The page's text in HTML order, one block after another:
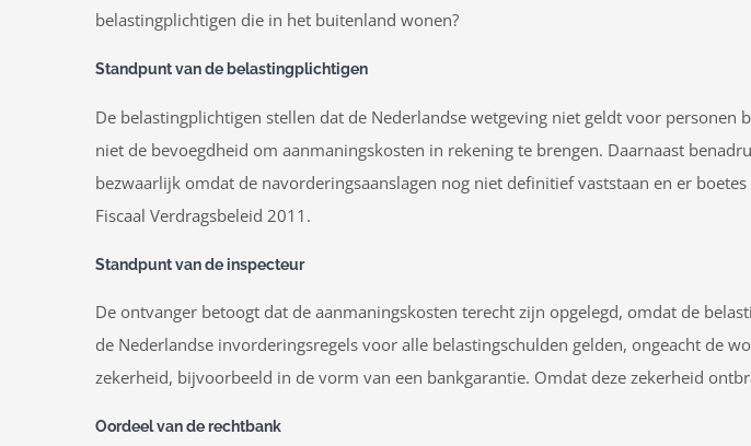
belastingplichtigen die in het buitenland wonen?
Standpunt van de belastingplichtigen
De belastingplichtigen stellen dat de Nederlandse wetgeving niet geldt voor
niet de bevoegdheid om aanmaningskosten in rekening te brengen. Daarnaast
bezwaarlijk omdat de navorderingsaanslagen nog niet definitief vaststaan en er
Fiscaal Verdragsbeleid 2011.
Standpunt van de inspecteur
De ontvanger betoogt dat de aanmaningskosten terecht zijn opgelegd, omdat de
de Nederlandse invorderingsregels voor alle belastingschulden gelden, ongeacht de
zekerheid, bijvoorbeeld in de vorm van een bankgarantie. Omdat deze zekerheid
Oordeel van de rechtbank